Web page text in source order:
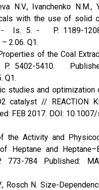
N.V., Ivanchenko N.M.,
with the use of solid
- Is. 5. - P. 1189-
2.06. Q1.
of the Coal
P. 5402-5410.
Q1.
studies and optimization
catalyst // REACTION
FEB 2017. DOI:
the Activity and
Heptane and
784 Published:
Rosch N. Size-